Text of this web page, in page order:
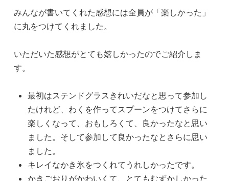
みんなが書いてくれた感想には全員が「楽しかった」
に丸をつけてくれました。
いただいた感想がとても嬉しかったのでご紹介しま
す。
最初はステンドグラスきれいだなと思って参加し
たけれど、わくを作ってスプーンをつけてさらに
楽しくなって、おもしろくて、良かったなと思い
ました。そして参加して良かったなとさらに思い
ました。
キレイなかき氷をつくれてうれしかったです。
かきごおりがかわいくて、とてもむずかしかった